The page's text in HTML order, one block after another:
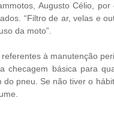
Augusto Célio,
“Filtro de ar, velas e
da moto”.
à manutenção
checagem básica para
do pneu. Se não tiver o